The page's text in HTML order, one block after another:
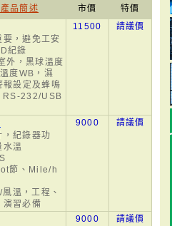
品簡述 市價
特價
，避免工安
紀錄
外，黑球溫度
度WB，濕
報設定及蜂鳴
RS-232/USB
11500 請議價
，紀錄器功
水溫
節、Mile/h
溫，工程、
演習必備
9000 請議價
9000 請議價